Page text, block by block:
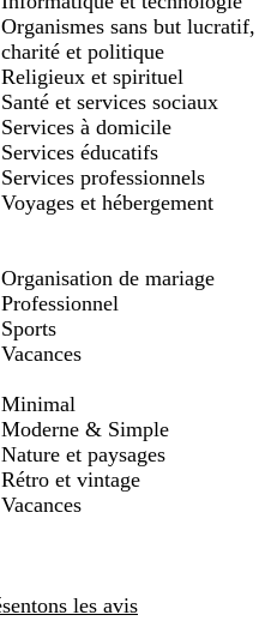
Organismes sans but lucratif,
charité et politique
Religieux et spirituel
Santé et services sociaux
Services à domicile
Services éducatifs
Services professionnels
Voyages et hébergement
Organisation de mariage
Professionnel
Sports
Vacances
Minimal
Moderne & Simple
Nature et paysages
Rétro et vintage
Vacances
les avis